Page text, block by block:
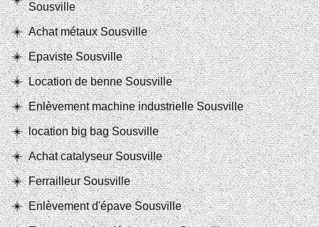
Sousville
Achat métaux Sousville
Epaviste Sousville
Location de benne Sousville
Enlèvement machine industrielle Sousville
location big bag Sousville
Achat catalyseur Sousville
Ferrailleur Sousville
Enlèvement d'épave Sousville